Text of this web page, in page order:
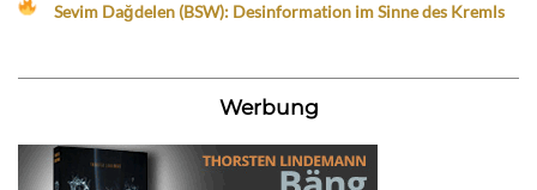
Sevim Dağdelen (BSW): Desinformation im Sinne des Kremls
Werbung